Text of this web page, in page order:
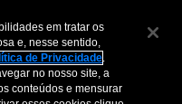
em tratar os
e, nesse sentido,
de Privacidade.
no nosso site, a
conteúdos e mensurar